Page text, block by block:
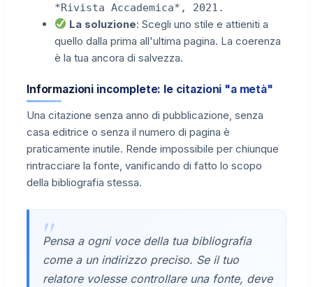
*Rivista Accademica*, 2021.
La soluzione: Scegli uno stile e attieniti a
quello dalla prima all'ultima pagina. La coerenza
è la tua ancora di salvezza.
Informazioni incomplete: le citazioni "a metà"
Una citazione senza anno di pubblicazione, senza
casa editrice o senza il numero di pagina è
praticamente inutile. Rende impossibile per chiunque
rintracciare la fonte, vanificando di fatto lo scopo
della bibliografia stessa.
Pensa a ogni voce della tua bibliografia
come a un indirizzo preciso. Se il tuo
relatore volesse controllare una fonte, deve